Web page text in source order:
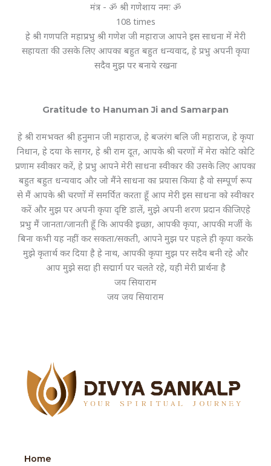
मंत्र - ॐ श्री गणेशाय नमः ॐ
108 times
हे श्री गणपति महाप्रभु श्री गणेश जी महाराज आपने इस साधना में मेरी
सहायता की उसके लिए आपका बहुत बहुत धन्यवाद, हे प्रभु अपनी कृपा
सदैव मुझ पर बनाये रखना
Gratitude to Hanuman Ji and Samarpan
हे श्री रामभक्त श्री हनुमान जी महाराज, हे बजरंग बलि जी महाराज, हे कृपा
निधान, हे दया के सागर, हे श्री राम दूत, आपके श्री चरणों में मेरा कोटि कोटि
प्रणाम स्वीकार करें, हे प्रभु आपने मेरी साधना स्वीकार की उसके लिए आपका
बहुत बहुत धन्यवाद और जो मैंने साधना का प्रयास किया है वो सम्पूर्ण रूप
से मैं आपके श्री चरणों में समर्पित करता हूँ आप मेरी इस साधना को स्वीकार
करें और मुझ पर अपनी कृपा दृष्टि डालें, मुझे अपनी शरण प्रदान कीजिएहे
प्रभु मैं जानता/जानती हूँ कि आपकी इच्छा, आपकी कृपा, आपकी मर्जी के
बिना कभी यह नहीं कर सकता/सकती, आपने मुझ पर पहले ही कृपा करके
मुझे कृतार्थ कर दिया है हे नाथ, आपकी कृपा मुझ पर सदैव बनी रहे और
आप मुझे सदा ही सद्मार्ग पर चलते रहे, यही मेरी प्रार्थना है
जय सियाराम
जय जय सियाराम
Home